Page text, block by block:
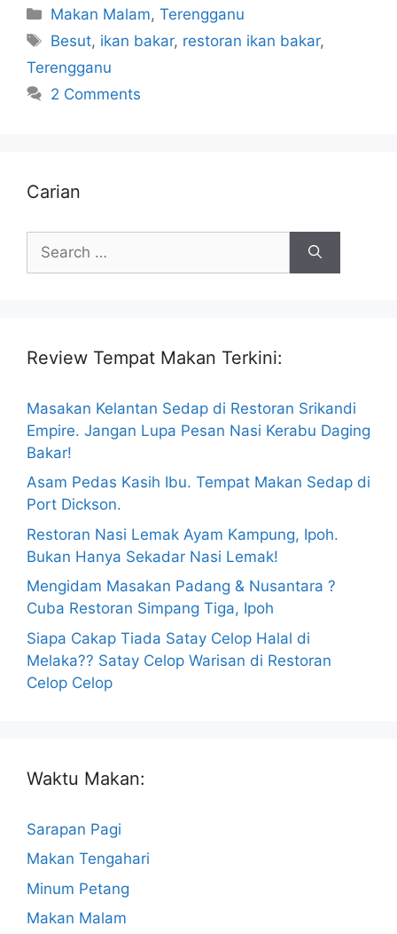
Categories
Makan Malam,Terengganu
Tags
Besut, ikan bakar, restoran ikan bakar,
Terengganu
2 Comments
Carian
for:
Review Tempat Makan Terkini:
Masakan Kelantan Sedap di Restoran Srikandi
Empire. Jangan Lupa Pesan Nasi Kerabu Daging
Bakar!
Asam Pedas Kasih Ibu. Tempat Makan Sedap di
Port Dickson.
Restoran Nasi Lemak Ayam Kampung, Ipoh.
Bukan Hanya Sekadar Nasi Lemak!
Mengidam Masakan Padang & Nusantara ?
Cuba Restoran Simpang Tiga, Ipoh
Siapa Cakap Tiada Satay Celop Halal di
Melaka?? Satay Celop Warisan di Restoran
Celop Celop
Waktu Makan:
Sarapan Pagi
Makan Tengahari
Minum Petang
Makan Malam